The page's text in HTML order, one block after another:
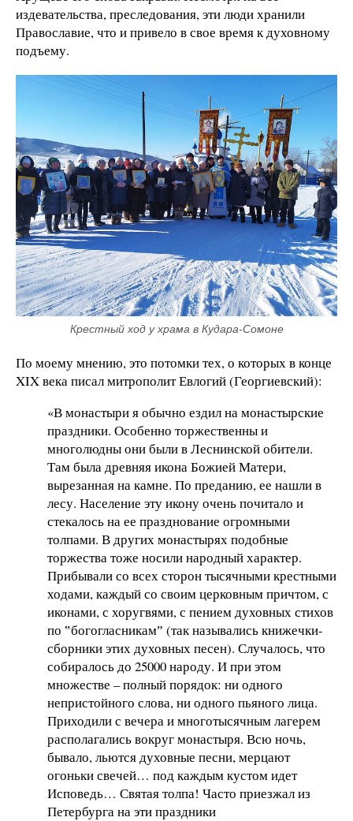
издевательства, преследования, эти люди хранили
Православие, что и привело в свое время к духовному
подъему.
Крестный ход у храма в Кудара-Сомоне
По моему мнению, это потомки тех, о которых в конце
XIX века писал митрополит Евлогий (Георгиевский):
«В монастыри я обычно ездил на монастырские
праздники. Особенно торжественны и
многолюдны они были в Леснинской обители.
Там была древняя икона Божией Матери,
вырезанная на камне. По преданию, ее нашли в
лесу. Население эту икону очень почитало и
стекалось на ее празднование огромными
толпами. В других монастырях подобные
торжества тоже носили народный характер.
Прибывали со всех сторон тысячными крестными
ходами, каждый со своим церковным причтом, с
иконами, с хоругвями, с пением духовных стихов
по ‟богогласникамˮ (так назывались книжечки-
сборники этих духовных песен). Случалось, что
собиралось до 25000 народу. И при этом
множестве – полный порядок: ни одного
непристойного слова, ни одного пьяного лица.
Приходили с вечера и многотысячным лагерем
располагались вокруг монастыря. Всю ночь,
бывало, льются духовные песни, мерцают
огоньки свечей… под каждым кустом идет
Исповедь… Святая толпа! Часто приезжал из
Петербурга на эти праздники